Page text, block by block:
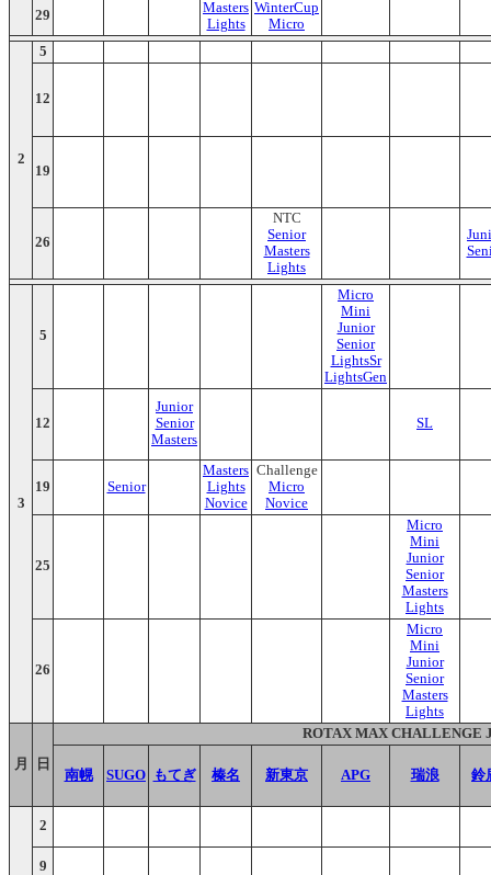
29
Masters
Lights
WinterCup
Micro
2
5
12
19
26
NTC
Senior
Masters
Lights
3
5
Micro
Mini
Junior
Senior
LightsSr
LightsGen
12
Junior
Senior
Masters
SL
19 Senior
Masters
Lights
Novice
Challenge
Micro
Novice
25
Micro
Mini
Junior
Senior
Masters
Lights
26
Micro
Mini
Junior
Senior
Masters
Lights
月 日
ROTAX MAX CHALLENGE
南幌 SUGO もてぎ 榛名 新東京 APG 瑞浪 鈴
2
9